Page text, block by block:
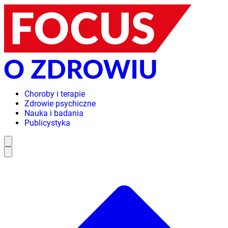
Choroby i terapie
Zdrowie psychiczne
Nauka i badania
Publicystyka